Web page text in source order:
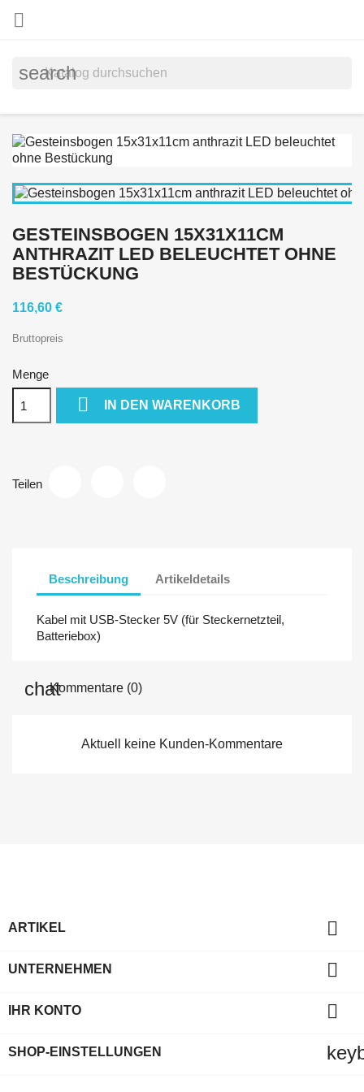

search
GESTEINSBOGEN 15X31X11CM
ANTHRAZIT LED BELEUCHTET OHNE
BESTÜCKUNG
116,60 €
Bruttopreis
Menge
 IN DEN WARENKORB
Teilen
Beschreibung Artikeldetails
Kabel mit USB-Stecker 5V (für Steckernetzteil,
Batteriebox)
Kommentare (0)
Aktuell keine Kunden-Kommentare
ARTIKEL 
UNTERNEHMEN 
IHR KONTO 
SHOP-EINSTELLUNGEN